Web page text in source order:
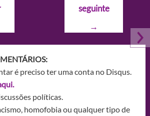
seguinte
→
é preciso ter uma conta no Disqus.
políticas.
homofobia ou qualquer tipo de